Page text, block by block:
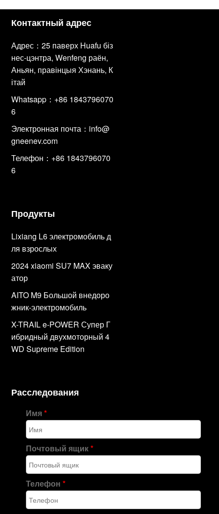
Контактный адрес
Адрес：25 паверх Huafu біз
нес-цэнтра, Wenfeng раён,
Аньян, правінцыя Хэнань, К
ітай
Whatsapp：+86 1843796070
6
Электронная почта： info@
gneenev.com
Телефон：+86 1843796070
6
Продукты
Lixiang L6 электромобиль д
ля взрослых
2024 xiaomi SU7 MAX эваку
атор
AITO M9 Большой внедоро
жник-электромобиль
X-TRAIL e-POWER Супер Г
ибридный двухмоторный 4
WD Supreme Edition
Расследования
Имя*
Почтовый ящик*
Телефон*